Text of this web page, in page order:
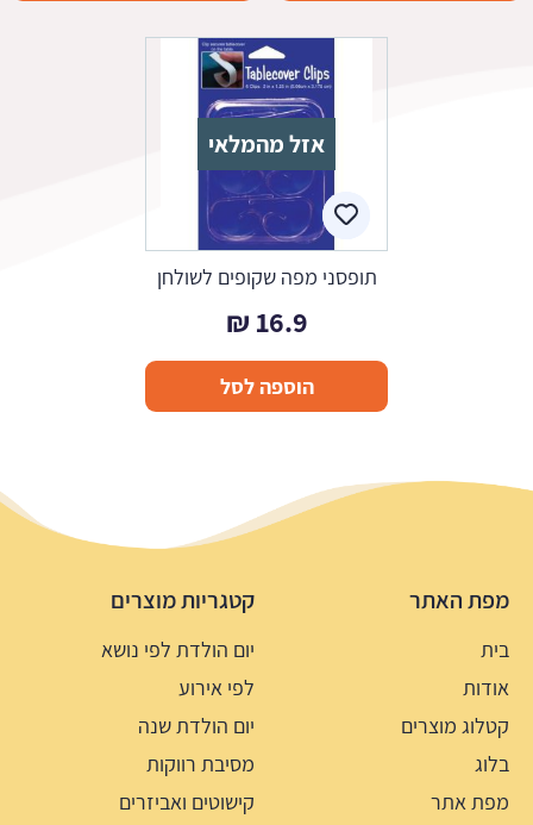
אזל מהמלאי
תופסני מפה שקופים לשולחן
16.9
₪
הוספה לסל
מפת האתר
בית
אודות
קטלוג מוצרים
בלוג
מפת אתר
קטגריות מוצרים
יום הולדת לפי נושא
לפי אירוע
יום הולדת שנה
מסיבת רווקות
קישוטים ואביזרים